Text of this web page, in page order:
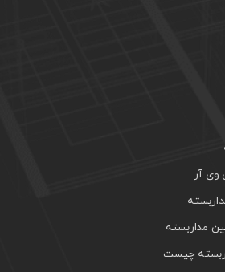
وی آر
مداربسته
چیست